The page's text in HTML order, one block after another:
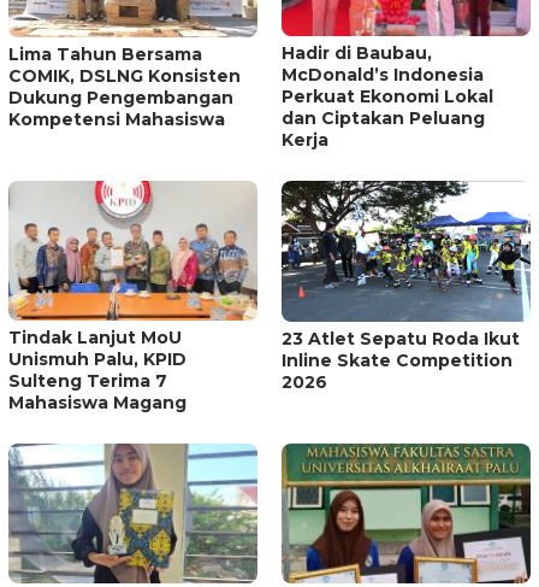
Lima Tahun Bersama
COMIK, DSLNG Konsisten
Dukung Pengembangan
Kompetensi Mahasiswa
Hadir di Baubau,
McDonald’s Indonesia
Perkuat Ekonomi Lokal
dan Ciptakan Peluang
Kerja
Tindak Lanjut MoU
Unismuh Palu, KPID
Sulteng Terima 7
Mahasiswa Magang
23 Atlet Sepatu Roda Ikut
Inline Skate Competition
2026